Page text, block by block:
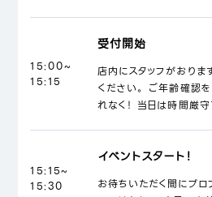
15:00~
15:15
受付開始
店内にスタッフがおりま
ください。 ご年齢確認
れなく！ 当日は時間厳守
15:15~
15:30
イベントスタート！
お待ちいただく間にプロ